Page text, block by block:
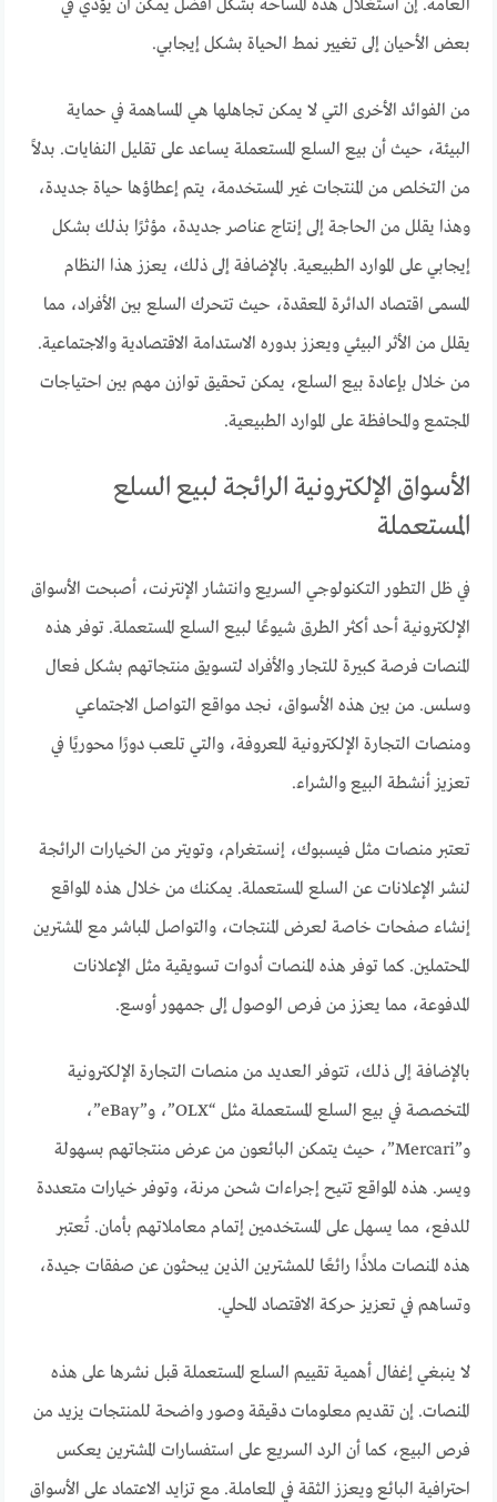
العامة. إن استغلال هذه المساحة بشكل أفضل يمكن أن يؤدي في
بعض الأحيان إلى تغيير نمط الحياة بشكل إيجابي.
من الفوائد الأخرى التي لا يمكن تجاهلها هي المساهمة في حماية
البيئة، حيث أن بيع السلع المستعملة يساعد على تقليل النفايات. بدلاً
من التخلص من المنتجات غير المستخدمة، يتم إعطاؤها حياة جديدة،
وهذا يقلل من الحاجة إلى إنتاج عناصر جديدة، مؤثرًا بذلك بشكل
إيجابي على الموارد الطبيعية. بالإضافة إلى ذلك، يعزز هذا النظام
المسمى اقتصاد الدائرة المعقدة، حيث تتحرك السلع بين الأفراد، مما
يقلل من الأثر البيئي ويعزز بدوره الاستدامة الاقتصادية والاجتماعية.
من خلال بإعادة بيع السلع، يمكن تحقيق توازن مهم بين احتياجات
المجتمع والمحافظة على الموارد الطبيعية.
الأسواق الإلكترونية الرائجة لبيع السلع
المستعملة
في ظل التطور التكنولوجي السريع وانتشار الإنترنت، أصبحت الأسواق
الإلكترونية أحد أكثر الطرق شيوعًا لبيع السلع المستعملة. توفر هذه
المنصات فرصة كبيرة للتجار والأفراد لتسويق منتجاتهم بشكل فعال
وسلس. من بين هذه الأسواق، نجد مواقع التواصل الاجتماعي
ومنصات التجارة الإلكترونية المعروفة، والتي تلعب دورًا محوريًا في
تعزيز أنشطة البيع والشراء.
تعتبر منصات مثل فيسبوك، إنستغرام، وتويتر من الخيارات الرائجة
لنشر الإعلانات عن السلع المستعملة. يمكنك من خلال هذه المواقع
إنشاء صفحات خاصة لعرض المنتجات، والتواصل المباشر مع المشترين
المحتملين. كما توفر هذه المنصات أدوات تسويقية مثل الإعلانات
المدفوعة، مما يعزز من فرص الوصول إلى جمهور أوسع.
بالإضافة إلى ذلك، تتوفر العديد من منصات التجارة الإلكترونية
المتخصصة في بيع السلع المستعملة مثل “OLX”، و”eBay”،
و”Mercari”، حيث يتمكن البائعون من عرض منتجاتهم بسهولة
ويسر. هذه المواقع تتيح إجراءات شحن مرنة، وتوفر خيارات متعددة
للدفع، مما يسهل على المستخدمين إتمام معاملاتهم بأمان. تُعتبر
هذه المنصات ملاذًا رائعًا للمشترين الذين يبحثون عن صفقات جيدة،
وتساهم في تعزيز حركة الاقتصاد المحلي.
لا ينبغي إغفال أهمية تقييم السلع المستعملة قبل نشرها على هذه
المنصات. إن تقديم معلومات دقيقة وصور واضحة للمنتجات يزيد من
فرص البيع، كما أن الرد السريع على استفسارات المشترين يعكس
احترافية البائع ويعزز الثقة في المعاملة. مع تزايد الاعتماد على الأسواق